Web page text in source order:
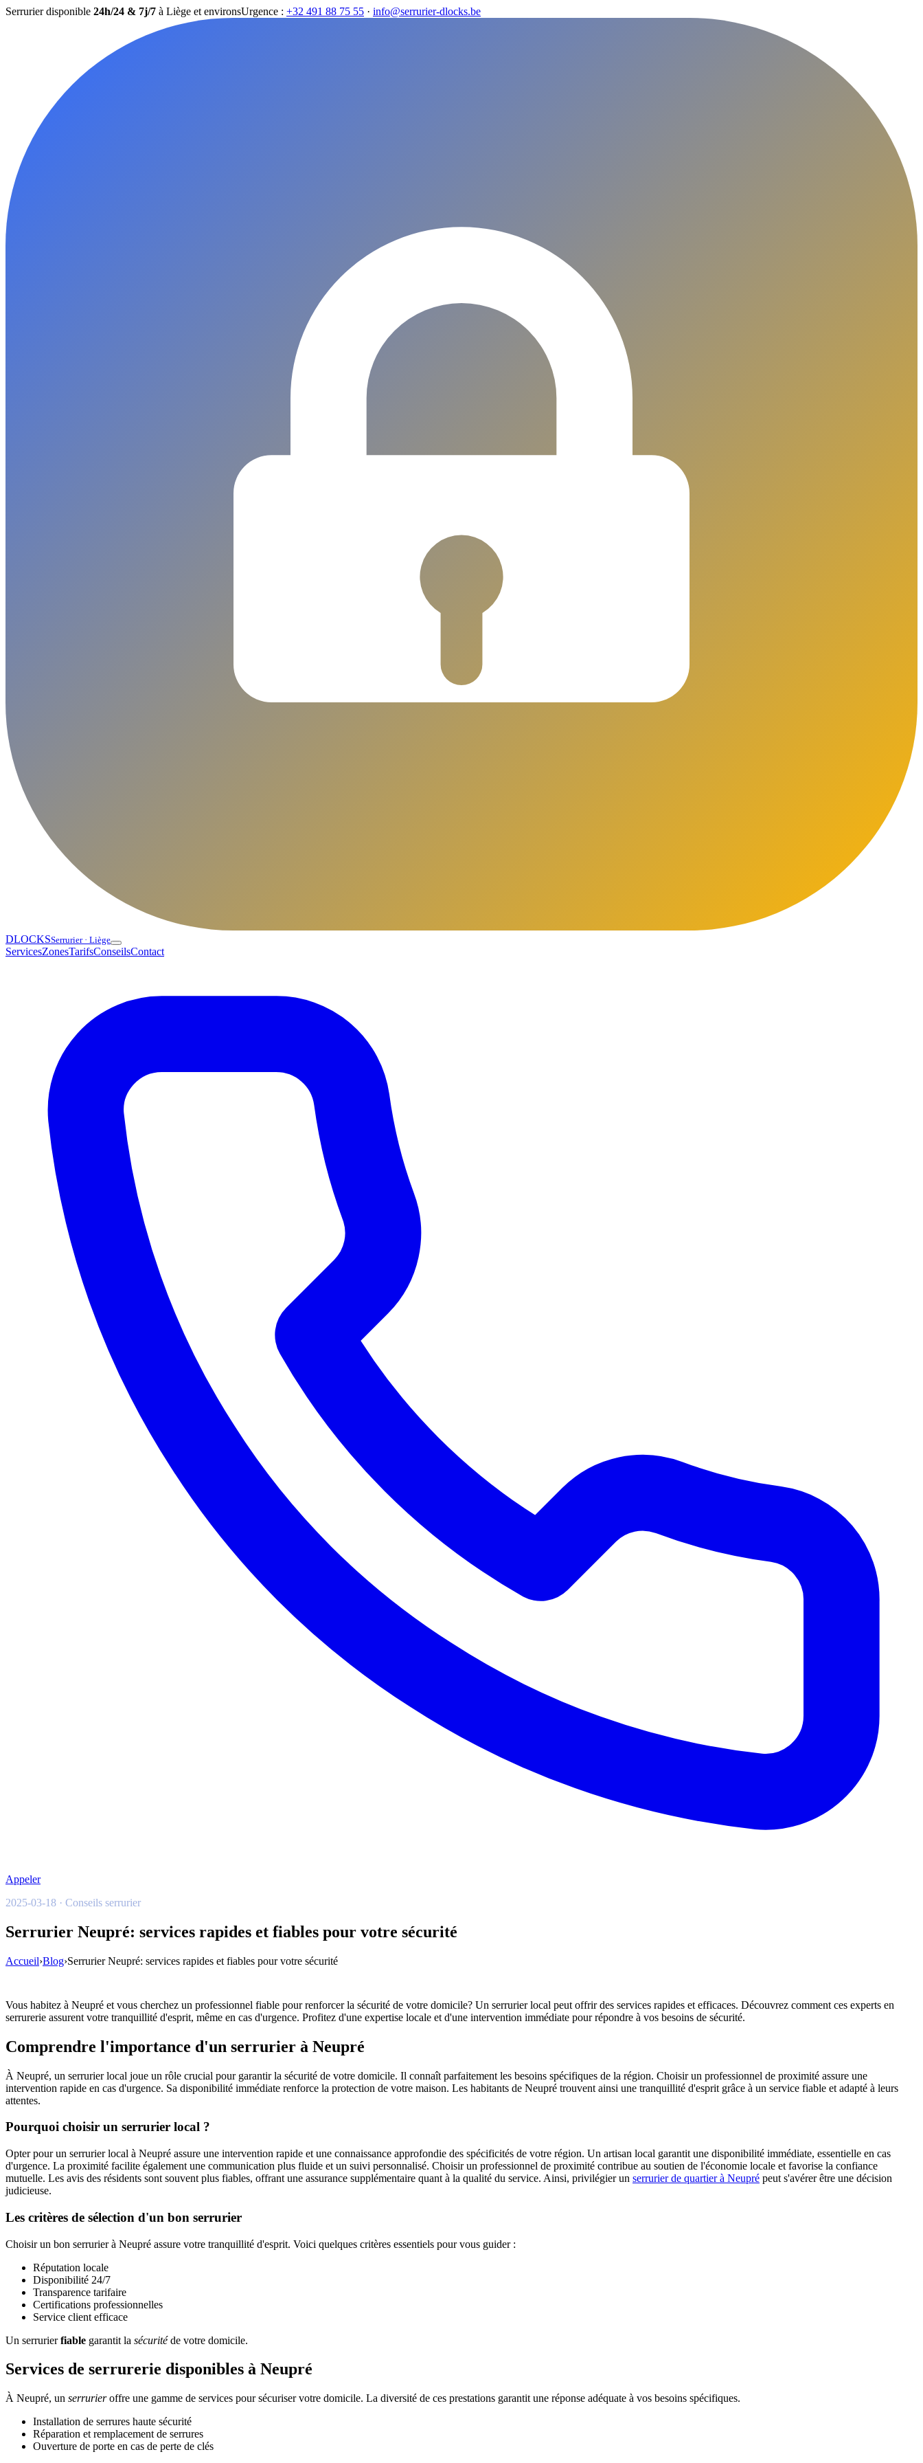
Serrurier disponible 24h/24 & 7j/7 à Liège et environsUrgence : +32 491 88 75 55 · info@serrurier-dlocks.be
DLOCKSSerrurier · Liège
ServicesZonesTarifsConseilsContact
Appeler
2025-03-18 · Conseils serrurier
Serrurier Neupré: services rapides et fiables pour votre sécurité
Accueil›Blog›Serrurier Neupré: services rapides et fiables pour votre sécurité
Vous habitez à Neupré et vous cherchez un professionnel fiable pour renforcer la sécurité de votre domicile? Un serrurier local peut offrir des services rapides et efficaces. Découvrez comment ces experts en
serrurerie assurent votre tranquillité d'esprit, même en cas d'urgence. Profitez d'une expertise locale et d'une intervention immédiate pour répondre à vos besoins de sécurité.
Comprendre l'importance d'un serrurier à Neupré
À Neupré, un serrurier local joue un rôle crucial pour garantir la sécurité de votre domicile. Il connaît parfaitement les besoins spécifiques de la région. Choisir un professionnel de proximité assure une
intervention rapide en cas d'urgence. Sa disponibilité immédiate renforce la protection de votre maison. Les habitants de Neupré trouvent ainsi une tranquillité d'esprit grâce à un service fiable et adapté à leurs
attentes.
Pourquoi choisir un serrurier local ?
Opter pour un serrurier local à Neupré assure une intervention rapide et une connaissance approfondie des spécificités de votre région. Un artisan local garantit une disponibilité immédiate, essentielle en cas
d'urgence. La proximité facilite également une communication plus fluide et un suivi personnalisé. Choisir un professionnel de proximité contribue au soutien de l'économie locale et favorise la confiance
mutuelle. Les avis des résidents sont souvent plus fiables, offrant une assurance supplémentaire quant à la qualité du service. Ainsi, privilégier un serrurier de quartier à Neupré peut s'avérer être une décision
judicieuse.
Les critères de sélection d'un bon serrurier
Choisir un bon serrurier à Neupré assure votre tranquillité d'esprit. Voici quelques critères essentiels pour vous guider :
Réputation locale
Disponibilité 24/7
Transparence tarifaire
Certifications professionnelles
Service client efficace
Un serrurierfiable garantit la sécuritéde votre domicile.
Services de serrurerie disponibles à Neupré
À Neupré, un serrurieroffre une gamme de services pour sécuriser votre domicile. La diversité de ces prestations garantit une réponse adéquate à vos besoins spécifiques.
Installation de serrures haute sécurité
Réparation et remplacement de serrures
Ouverture de porte en cas de perte de clés